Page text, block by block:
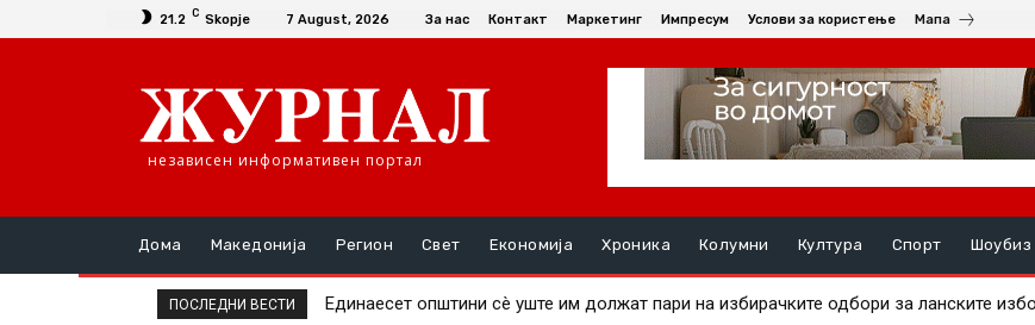
21.2 C Skopje 7 August, 2026 За нас Контакт Маркетинг Импресум Услови за користење Мапа
независен информативен портал
Дома Македонија Регион Свет Економија Хроника Колумни Култура Спорт Шоубиз
ПОСЛЕДНИ ВЕСТИ Единаесет општини сè уште им должат пари на избирачките одбори за ланските избори
Повторно скок на цената на златото